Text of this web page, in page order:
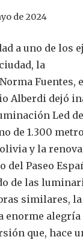
de 2024
a uno de los
la
Fuentes,
Alberdi dejó
Led
de 1.300
y la
Paseo
de las
similares,
enorme
que, hace